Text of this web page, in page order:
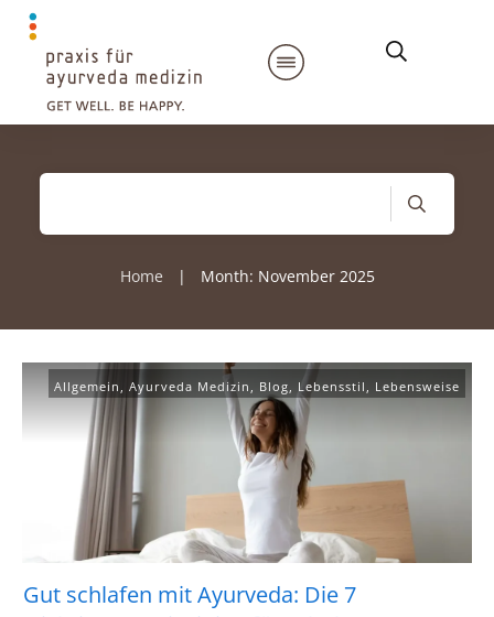
Home | Month: November 2025
Allgemein Ayurveda Medizin Blog Lebensstil Lebensweise
Gut schlafen mit Ayurveda: Die 7